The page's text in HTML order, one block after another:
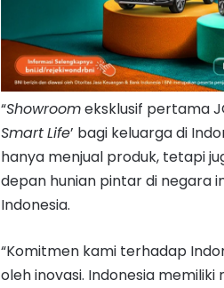
“Showroomeksklusif pertama
SmartLife’ bagi keluarga di
hanya menjual produk, tetapi
depan hunian pintar di negara
Indonesia.
“Komitmen kami terhadap
oleh inovasi. Indonesia